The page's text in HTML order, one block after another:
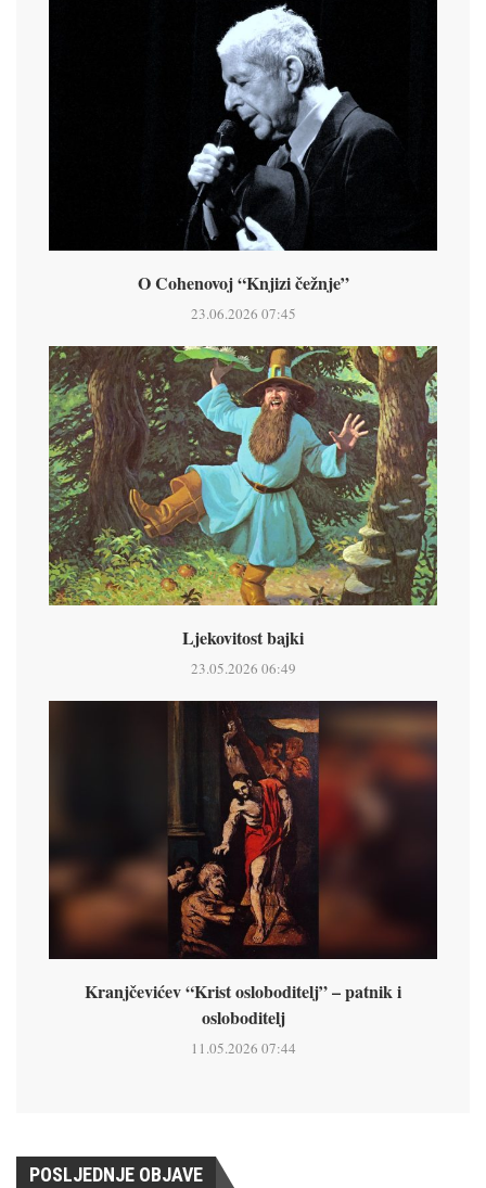
O Cohenovoj “Knjizi čežnje”
23.06.2026 07:45
Ljekovitost bajki
23.05.2026 06:49
Kranjčevićev “Krist osloboditelj” – patnik i
osloboditelj
11.05.2026 07:44
POSLJEDNJE OBJAVE